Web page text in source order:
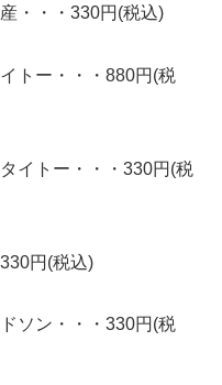
・・・330円(税込)
トー・・・880円(税
イトー・・・330円(税
円(税込)
ソン・・・330円(税